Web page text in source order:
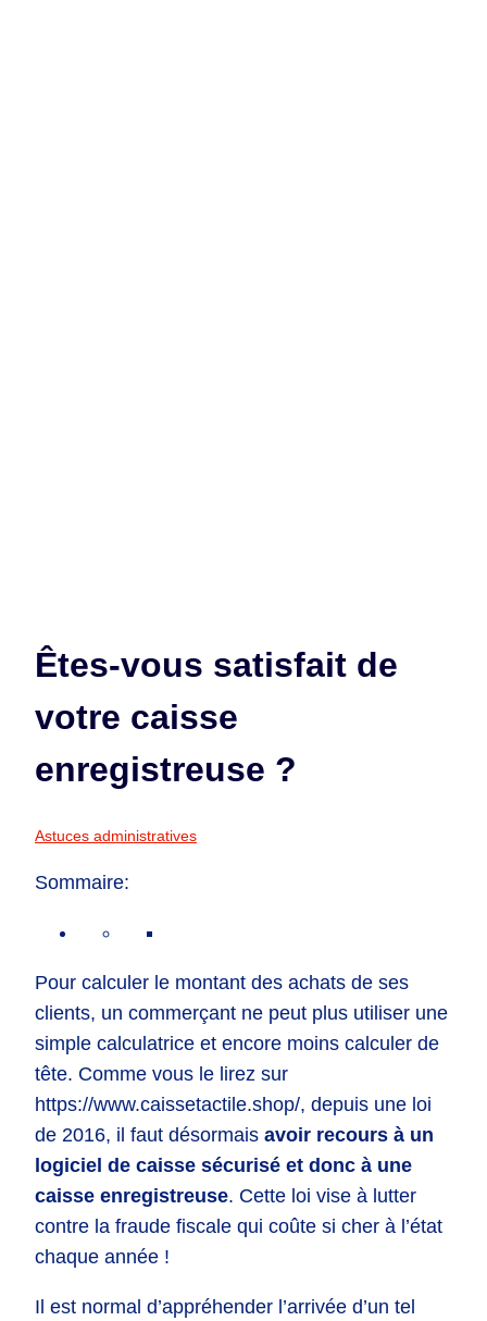
Êtes-vous satisfait de
votre caisse
enregistreuse ?
Astuces administratives
Sommaire:
Pour calculer le montant des achats de ses
clients, un commerçant ne peut plus utiliser une
simple calculatrice et encore moins calculer de
tête. Comme vous le lirez sur
https://www.caissetactile.shop/, depuis une loi
de 2016, il faut désormais avoir recours à un
logiciel de caisse sécurisé et donc à une
caisse enregistreuse. Cette loi vise à lutter
contre la fraude fiscale qui coûte si cher à l’état
chaque année !
Il est normal d’appréhender l’arrivée d’un tel